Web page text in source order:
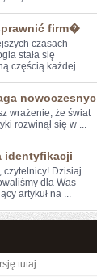
firm�
czasach
stała się
częścią każdej ...
nowoczesnyc
wrażenie, ⁢że świat
rozwinął ⁣się ​w⁣ ...
identyfikacji
czytelnicy! Dzisiaj
dla ⁣Was
artykuł na ...
tutaj